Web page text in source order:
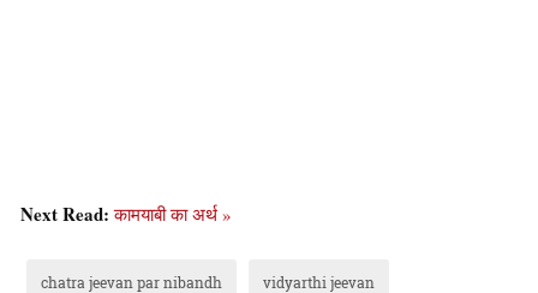
Next Read:कामयाबी का अर्थ »
chatra jeevan par nibandh vidyarthi jeevan